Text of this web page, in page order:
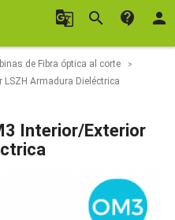
g_translate search contact_support person
de Fibra óptica al corte
LSZH Armadura Dieléctrica
Interior/Exterior